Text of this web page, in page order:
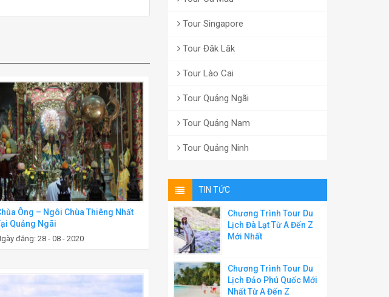
Ông – Ngôi Chùa Thiêng Nhất
Quảng Ngãi
đăng: 28 - 08 - 2020
Tour Singapore
Tour Đăk Lăk
Tour Lào Cai
Tour Quảng Ngãi
Tour Quảng Nam
Tour Quảng Ninh
TIN TỨC
Chương Trình Tour Du
Lịch Đà Lạt Từ A Đến Z
Mới Nhất
Chương Trình Tour Du
Lịch Đảo Phú Quốc Mới
Nhất Từ A Đến Z